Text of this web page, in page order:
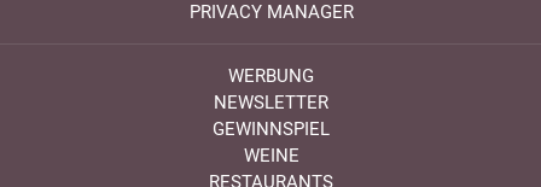
PRIVACY MANAGER
WERBUNG
NEWSLETTER
GEWINNSPIEL
WEINE
RESTAURANTS